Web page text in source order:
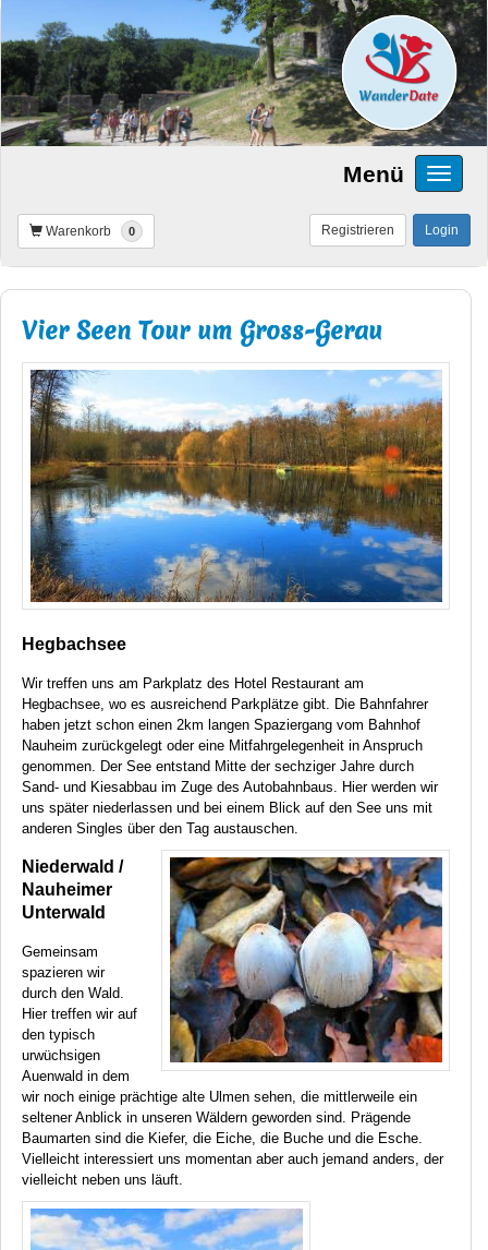
Menü
Warenkorb 0 Login
Registrieren
Vier Seen Tour um Gross-Gerau
Hegbachsee
Wir treffen uns am Parkplatz des Hotel Restaurant am
Hegbachsee, wo es ausreichend Parkplätze gibt. Die Bahnfahrer
haben jetzt schon einen 2km langen Spaziergang vom Bahnhof
Nauheim zurückgelegt oder eine Mitfahrgelegenheit in Anspruch
genommen. Der See entstand Mitte der sechziger Jahre durch
Sand- und Kiesabbau im Zuge des Autobahnbaus. Hier werden wir
uns später niederlassen und bei einem Blick auf den See uns mit
anderen Singles über den Tag austauschen.
Niederwald /
Nauheimer
Unterwald
Gemeinsam
spazieren wir
durch den Wald.
Hier treffen wir auf
den typisch
urwüchsigen
Auenwald in dem
wir noch einige prächtige alte Ulmen sehen, die mittlerweile ein
seltener Anblick in unseren Wäldern geworden sind. Prägende
Baumarten sind die Kiefer, die Eiche, die Buche und die Esche.
Vielleicht interessiert uns momentan aber auch jemand anders, der
vielleicht neben uns läuft.